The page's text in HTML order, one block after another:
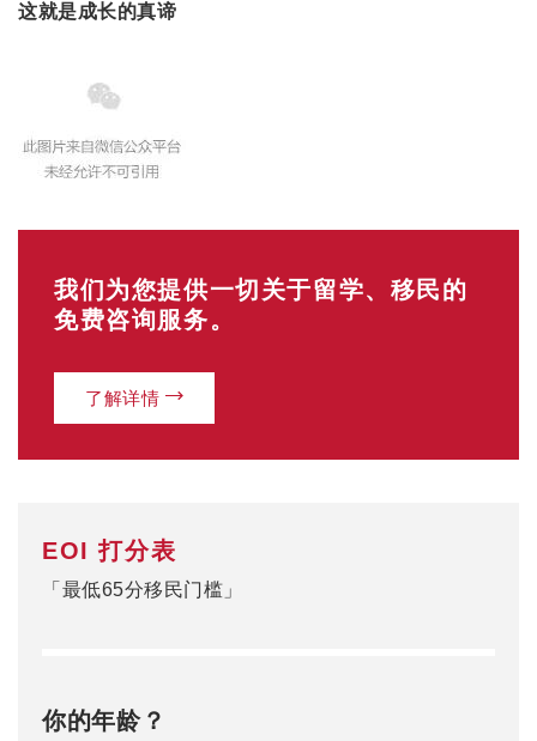
这就是成长的真谛
我们为您提供一切关于留学、移民的
免费咨询服务。
了解详情
EOI 打分表
「最低65分移民门槛」
你的年龄？